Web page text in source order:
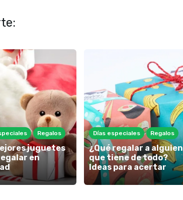
Regalos
juguetes
en
Días especiales Regalos
¿Qué regalar a alguien
que tiene de todo?
Ideas para acertar